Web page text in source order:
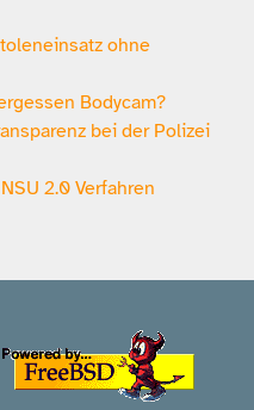
ohne
Bodycam?
bei der Polizei
2.0 Verfahren